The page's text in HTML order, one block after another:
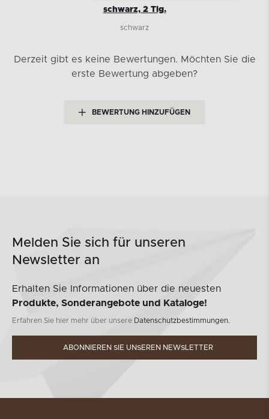
schwarz, 2 Tlg.
schwarz
Derzeit gibt es keine Bewertungen. Möchten Sie die
erste Bewertung abgeben?
BEWERTUNG HINZUFÜGEN
Melden Sie sich für unseren
Newsletter an
Erhalten Sie Informationen über die neuesten
Produkte, Sonderangebote und Kataloge!
Erfahren Sie hier mehr über unsere Datenschutzbestimmungen.
ABONNIEREN SIE UNSEREN NEWSLETTER